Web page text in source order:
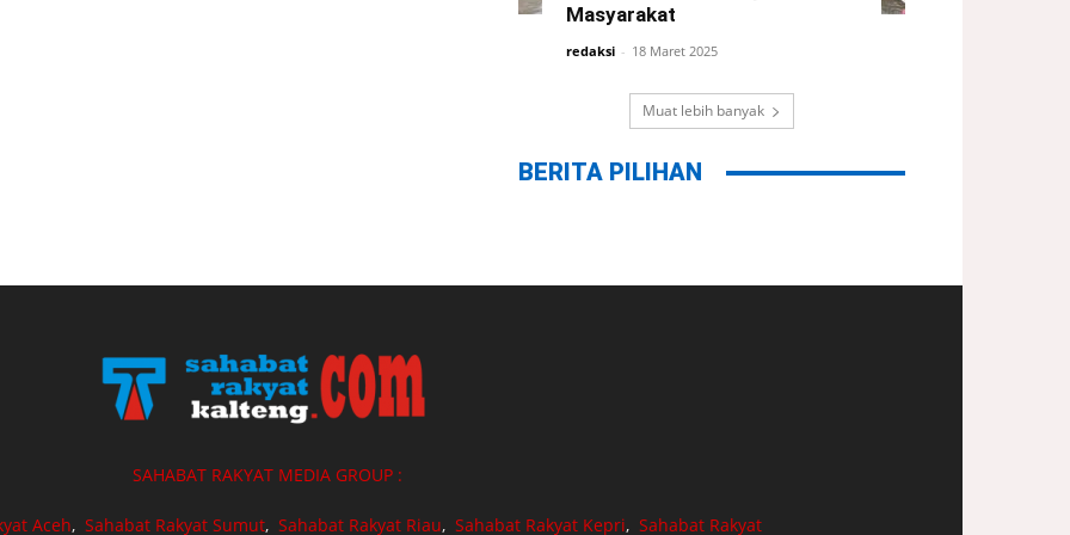
Masyarakat
redaksi - 18 Maret 2025
Muat lebih banyak
BERITA PILIHAN
SAHABAT RAKYAT MEDIA GROUP :
Aceh, Sahabat Rakyat Sumut, Sahabat Rakyat Riau, Sahabat Rakyat Kepri, Sahabat Rakyat